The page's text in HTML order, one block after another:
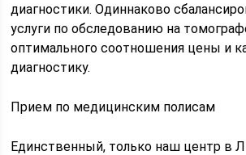
диагностики. Одиннаково
услуги по обследованию на
оптимального соотношения цены и
диагностику.
Прием по медицинским полисам
Единственный, только наш центр в